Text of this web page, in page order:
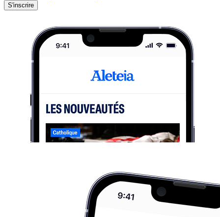
S'inscrire